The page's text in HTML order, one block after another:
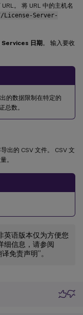
。 将 URL 中的主机名
Server-
日期。 输入要收
的数据限制在特定的
总数。
导出的 CSV 文件。 CSV 文
。
英语版本仅为方便您
细信息，请参阅
免责声明”。